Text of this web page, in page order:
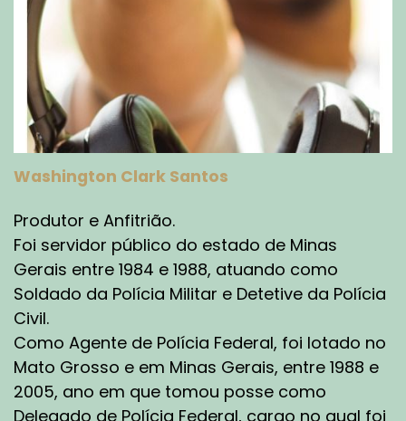
Washington Clark Santos
Produtor e Anfitrião.
Foi servidor público do estado de Minas
Gerais entre 1984 e 1988, atuando como
Soldado da Polícia Militar e Detetive da Polícia
Civil.
Como Agente de Polícia Federal, foi lotado no
Mato Grosso e em Minas Gerais, entre 1988 e
2005, ano em que tomou posse como
Delegado de Polícia Federal, cargo no qual foi